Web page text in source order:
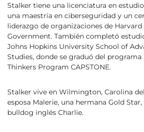
Stalker tiene una licenciatura en
una maestría en ciberseguridad y un
liderazgo de organizaciones de
Government. También completó
Johns Hopkins University School of
Studies, donde se graduó del programa
Thinkers Program CAPSTONE.
Stalker vive en Wilmington, Carolina
esposa Malerie, una hermana Gold
bulldog inglés Charlie.